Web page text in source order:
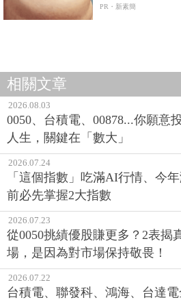
PR・新素簡
相關文章
2026.08.03
0050、台積電、00878...你願意
人生，關鍵在「數大」
2026.07.24
「這個指數」吃滿AI行情、今
前必先掌握2大指數
2026.07.23
從0050挑績優股賺更多？2表揭
場，是因為對市場保持敬畏！
2026.07.22
台積電、聯發科、鴻海、台達